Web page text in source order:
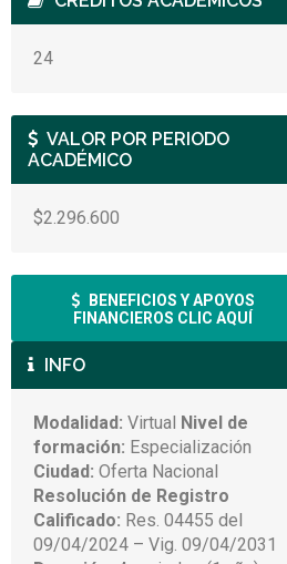
24
VALOR POR PERIODO
ACADÉMICO
$2.296.600
BENEFICIOS Y APOYOS
FINANCIEROS CLIC AQUÍ
INFO
Modalidad: Virtual Nivel de
formación: Especialización
Ciudad: Oferta Nacional
Resolución de Registro
Calificado: Res. 04455 del
09/04/2024 – Vig. 09/04/2031